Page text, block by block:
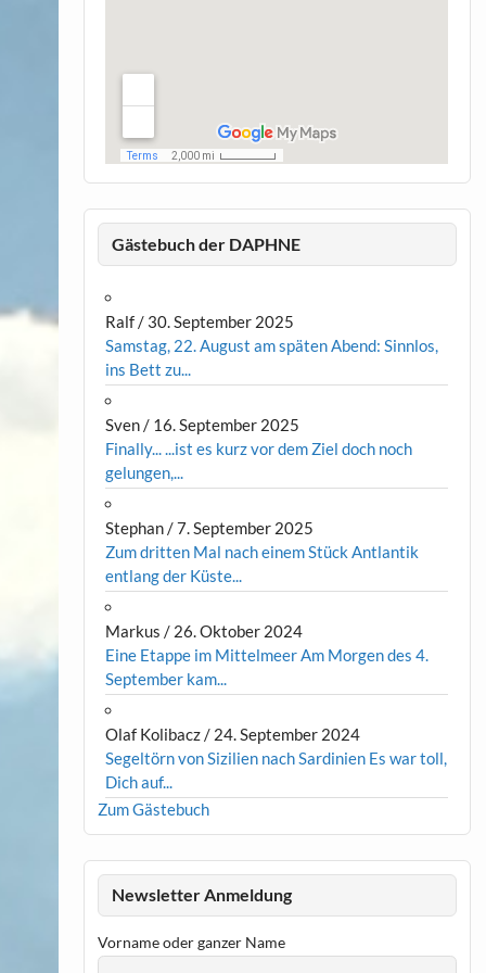
Gästebuch der DAPHNE
Ralf/ 30. September 2025
Samstag, 22. August am späten Abend: Sinnlos,
ins Bett zu...
Sven/ 16. September 2025
Finally... ...ist es kurz vor dem Ziel doch noch
gelungen,...
Stephan/7. September 2025
Zum dritten Mal nach einem Stück Antlantik
entlang der Küste...
Markus / 26. Oktober 2024
Eine Etappe im Mittelmeer Am Morgen des 4.
September kam...
Olaf Kolibacz/ 24. September 2024
Segeltörn von Sizilien nach Sardinien Es war toll,
Dich auf...
Zum Gästebuch
Newsletter Anmeldung
Vorname oder ganzer Name